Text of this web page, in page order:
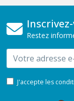
Restez
Email
J'accepte les